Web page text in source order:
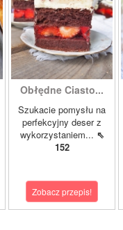
Obłędne Ciasto...
Szukacie pomysłu na
perfekcyjny deser z
wykorzystaniem... ⇖
152
Zobacz przepis!